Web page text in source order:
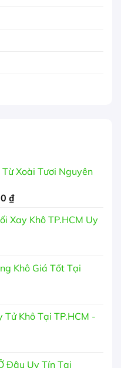
Xoài Tươi Nguyên
₫Khoảng
từ
Xay Khô TP.HCM Uy
Khô Giá Tốt Tại
Khô Tại TP.HCM -
Đâu Uy Tín Tại